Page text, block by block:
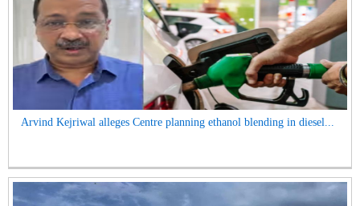
Arvind Kejriwal alleges Centre planning ethanol blending in diesel...